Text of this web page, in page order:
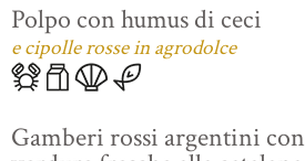
Polpo con humus di ceci
e cipolle rosse in agrodolce
Gamberi rossi argentini con